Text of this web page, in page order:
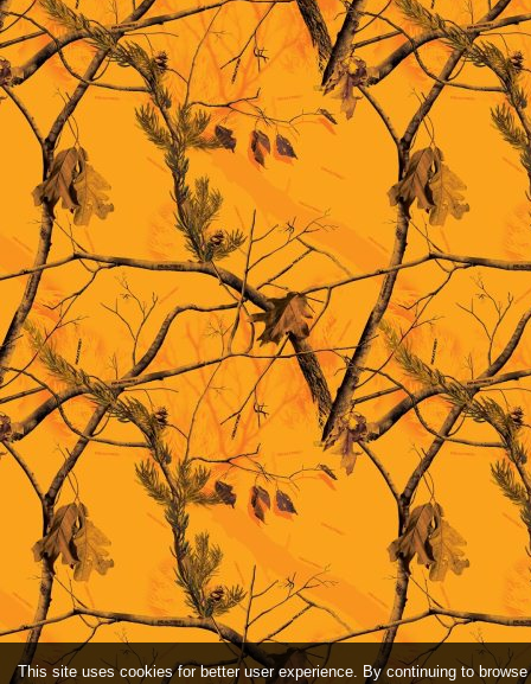
This site uses cookies for better user experience. By continuing to